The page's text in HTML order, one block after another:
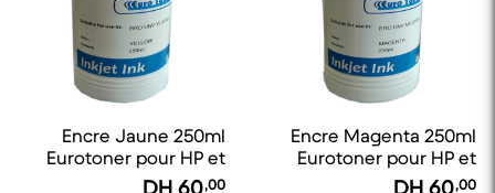
Encre Magenta 250ml
Eurotoner pour HP et
Canon
60,00
Encre Jaune 250ml
Eurotoner pour HP et
Canon
60,00